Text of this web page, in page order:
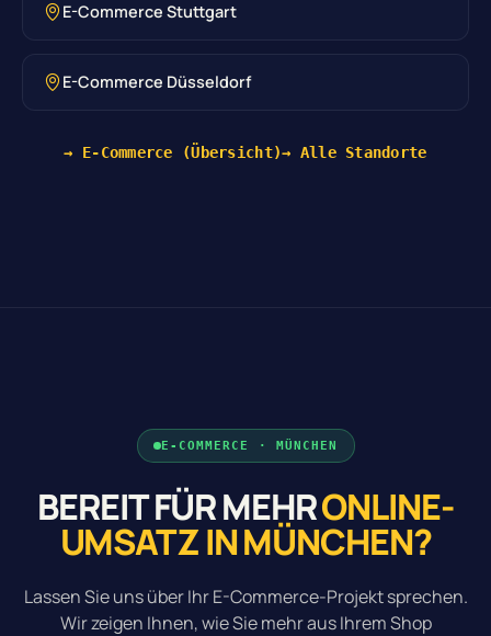
E-Commerce Stuttgart
E-Commerce Düsseldorf
→ E-Commerce (Übersicht)→ Alle Standorte
E-COMMERCE · MÜNCHEN
BEREIT FÜR MEHRONLINE-
UMSATZ IN MÜNCHEN?
Lassen Sie uns über Ihr E-Commerce-Projekt sprechen.
Wir zeigen Ihnen, wie Sie mehr aus Ihrem Shop